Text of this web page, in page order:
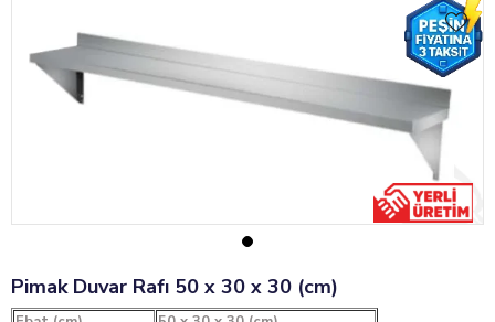
Pimak Duvar Rafı 50 x 30 x 30 (cm)